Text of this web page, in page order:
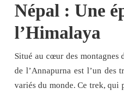
Népal : Une
l’Himalaya
Situé au cœur des montagnes
de l’Annapurna est l’un des
variés du monde. Ce trek, qui